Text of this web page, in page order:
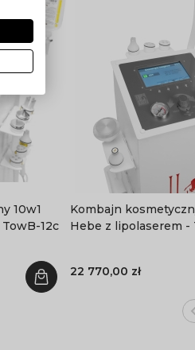
10w1
12c
Kombajn
Hebe z lipolaserem -
22 770,00 zł